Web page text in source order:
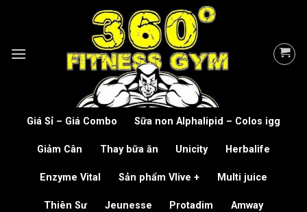
Giá Sỉ – Giá Combo Sữa non Alphalipid – Colos igg
Giảm Cân Thay bữa ăn Unicity Herbalife
Enzyme Vital Sản phẩm Vlive + Multi juice
Thiên Sư Jeunesse Protadim Amway